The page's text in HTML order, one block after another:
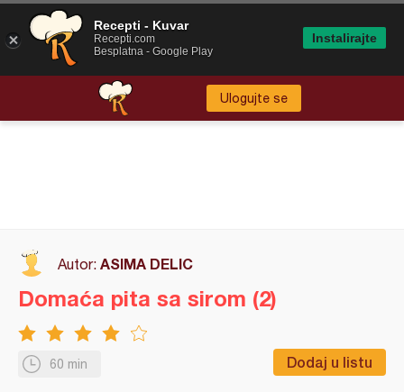
Ulogujte se
Autor: ASIMA DELIC
60 min Dodaj u listu
Domaća pita sa sirom (2)
Recepti - Kuvar
Recepti.com
Besplatna - Google Play
Instalirajte